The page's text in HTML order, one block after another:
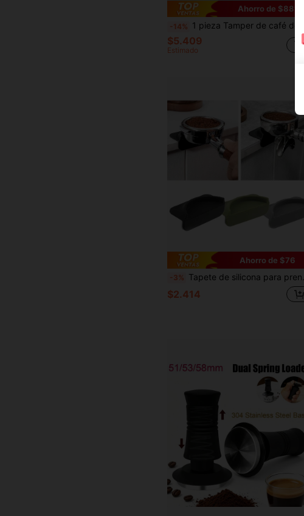
Ahorro de $881
-14% 1 pieza Tamper de café de acero inoxidable con mango de madera maciza roja/negra de 51mm/53mm/58mm, diseño minimalista, fácil de limpiar, resistente a la oxidación, adecuado para tiendas de té con leche, cafeterías, uso doméstico, compatible con varios modelos de máquinas de café para compactar y distribuir
$5.409
Estimado
Ahorro de $76
-3% Tapete de silicona para prensar el café expreso, soporte para prensar, alfombrilla antideslizante para portafiltros de 51/54/58 mm, herramientas de barista
$2.414